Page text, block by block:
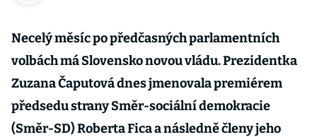
Necelý měsíc po předčasných parlamentních
volbách má Slovensko novou vládu. Prezidentka
Zuzana Čaputová dnes jmenovala premiérem
předsedu strany Směr-sociální demokracie
(Směr-SD) Roberta Fica a následně členy jeho